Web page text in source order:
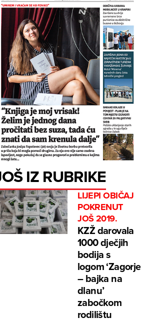
IZ RUBRIKE
LIJEPI OBIČAJ
POKRENUT
JOŠ 2019.
KZŽ darovala
1000 dječjih
bodija s
logom ‘Zagorje
– bajka na
dlanu’
zabočkom
rodilištu